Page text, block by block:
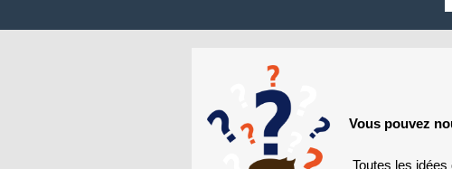
Vous pouvez
Toutes les